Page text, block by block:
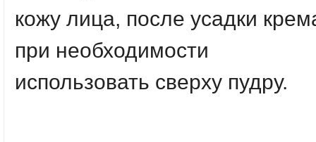
кожу лица, после усадки
при необходимости
использовать сверху пудру.